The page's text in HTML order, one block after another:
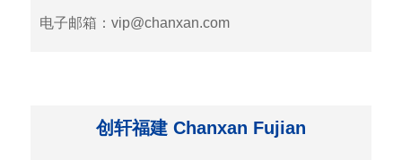
电子邮箱：vip@chanxan.com
创轩福建 Chanxan Fujian